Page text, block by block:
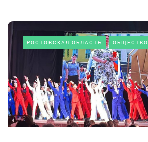
РОСТОВСКАЯ ОБЛАСТЬ ОБЩЕСТВО